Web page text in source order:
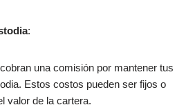
:
una comisión por mantener tus
Estos costos pueden ser fijos o
valor de la cartera.